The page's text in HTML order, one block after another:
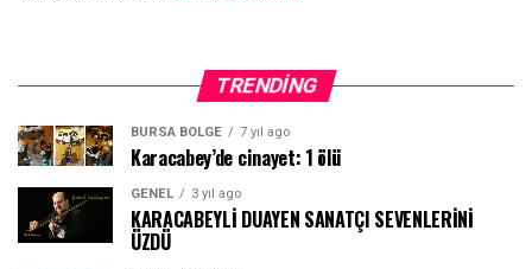
TRENDING
BURSA BÖLGE 7 yıl ago
Karacabey’de cinayet: 1 ölü
GENEL 3 yıl ago
KARACABEYLİ DUAYEN SANATÇI SEVENLERİNİ
ÜZDÜ